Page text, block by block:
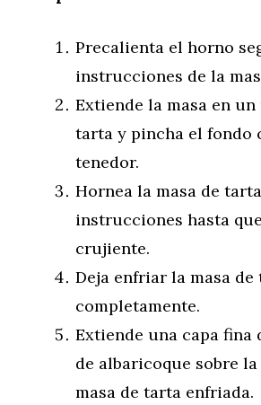
Precalienta el horno
instrucciones de la
Extiende la masa en
tarta y pincha el fondo
tenedor.
Hornea la masa de
instrucciones hasta
crujiente.
Deja enfriar la masa de
completamente.
Extiende una capa fina
de albaricoque sobre la
masa de tarta enfriada.